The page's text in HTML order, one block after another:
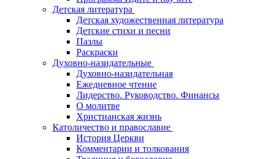
Детская литература
Детская художественная литература
Детские стихи и песни
Пазлы
Раскраски
Духовно-назидательные
Духовно-назидательная
Ежедневное чтение
Лидерство. Руководство. Финансы
О молитве
Христианская жизнь
Католичество и православие
История Церкви
Комментарии и толкования